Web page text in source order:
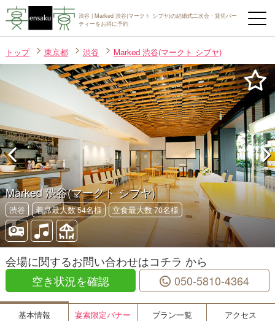
渋谷 | Marked 渋谷(マークト シブヤ)の結婚式二次会・貸切パー
ティーをお得に予約
トップ 東京都 渋谷 Marked 渋谷(マークト シブヤ)
Marked 渋谷(マークト シブヤ)
渋谷 着席最大数 54名様 立食最大数 70名様
会場に関するお問い合わせはコチラ から
空き状況を確認
050-5810-4364
基本情報 宴索限定バナー プラン一覧 アクセス